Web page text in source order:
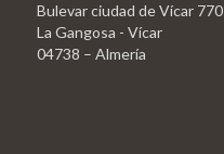
Bulevar ciudad de Vícar 770
La Gangosa - Vícar
04738 – Almería